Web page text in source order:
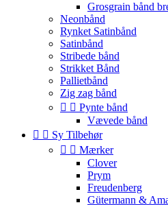
Grosgrain bånd
Neonbånd
Rynket Satinbånd
Satinbånd
Stribede bånd
Strikket Bånd
Pallietbånd
Zig zag bånd
  Pynte bånd
Vævede bånd
  Sy Tilbehør
  Mærker
Clover
Prym
Freudenberg
Gütermann &